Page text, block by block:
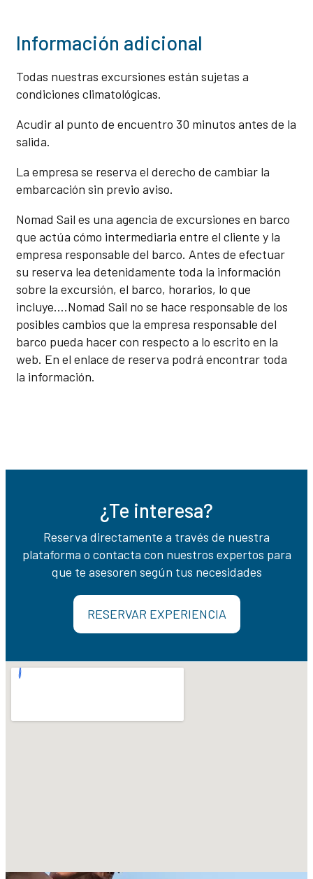
Información adicional
Todas nuestras excursiones están sujetas a
condiciones climatológicas.
Acudir al punto de encuentro 30 minutos antes de la
salida.
La empresa se reserva el derecho de cambiar la
embarcación sin previo aviso.
Nomad Sail es una agencia de excursiones en barco
que actúa cómo intermediaria entre el cliente y la
empresa responsable del barco. Antes de efectuar
su reserva lea detenidamente toda la información
sobre la excursión, el barco, horarios, lo que
incluye….Nomad Sail no se hace responsable de los
posibles cambios que la empresa responsable del
barco pueda hacer con respecto a lo escrito en la
web. En el enlace de reserva podrá encontrar toda
la información.
¿Te interesa?
Reserva directamente a través de nuestra
plataforma o contacta con nuestros expertos para
que te asesoren según tus necesidades
RESERVAR EXPERIENCIA